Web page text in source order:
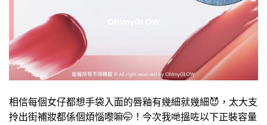
相信每個女仔都想手袋入面的唇釉有幾細就幾細​😈​，太大支
拎出街補妝都係個煩惱嚟嘛🤭​！今次我哋搵咗以下正裝容量